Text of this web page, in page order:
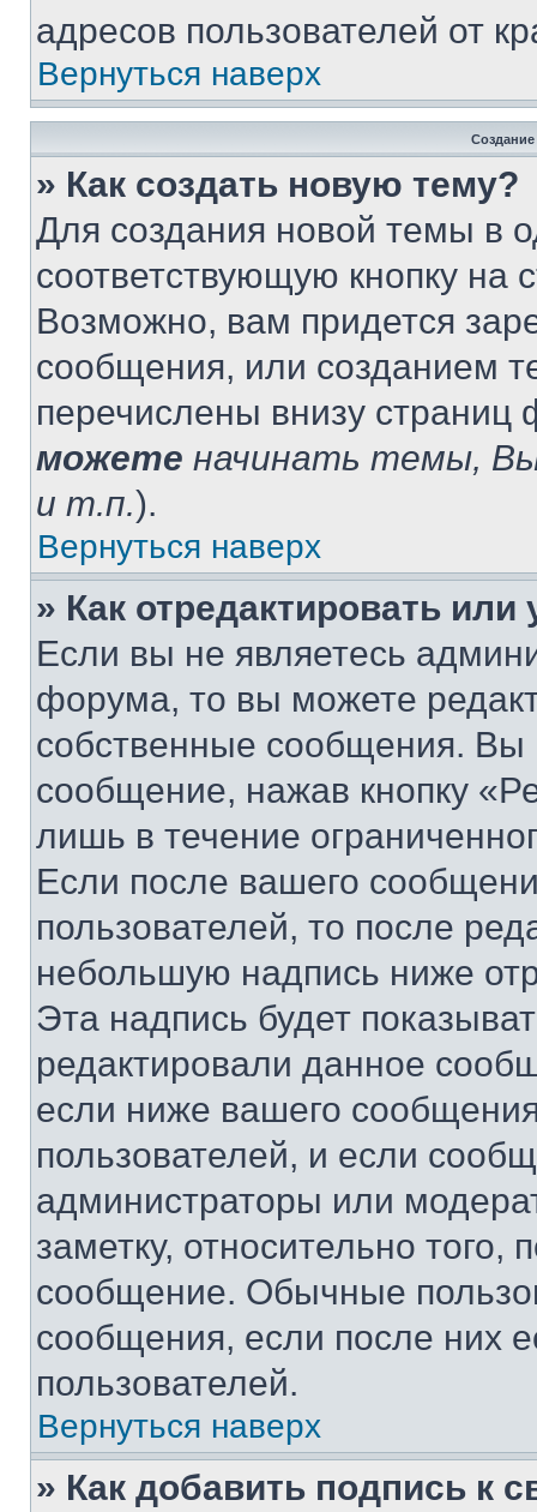
адресов пользователей от
Вернуться наверх
» Как создать новую тему?
Для создания новой темы в
соответствующую кнопку
Возможно, вам придется
сообщения, или созданием
перечислены внизу
можете начинать темы,
и т.п.).
Вернуться наверх
» Как отредактировать
Если вы не являетесь
форума, то вы можете
собственные сообщения. Вы
сообщение, нажав кнопку
лишь в течение
Если после вашего
пользователей, то после
небольшую надпись ниже
Эта надпись будет
редактировали данное
если ниже вашего
пользователей, и если
администраторы или
заметку, относительно
сообщение. Обычные
сообщения, если после них
пользователей.
Вернуться наверх
» Как добавить подпись к